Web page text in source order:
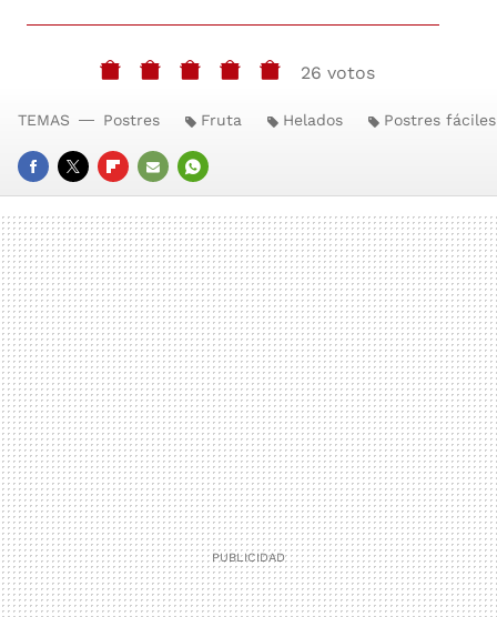
26 votos
FACEBOOK
TWITTERFLIPBOARD
E-
MAIL
WHATSAPP
TEMAS Postres Fruta Helados Postres